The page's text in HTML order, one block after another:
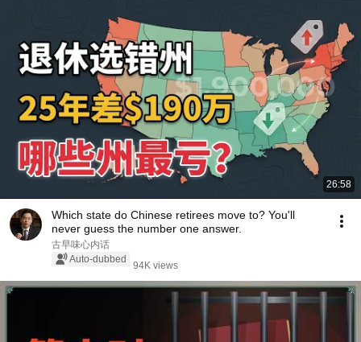
26:58
Which state do Chinese retirees move to? You'll
never guess the number one answer.
古早味心内话
Auto-dubbed
94K views